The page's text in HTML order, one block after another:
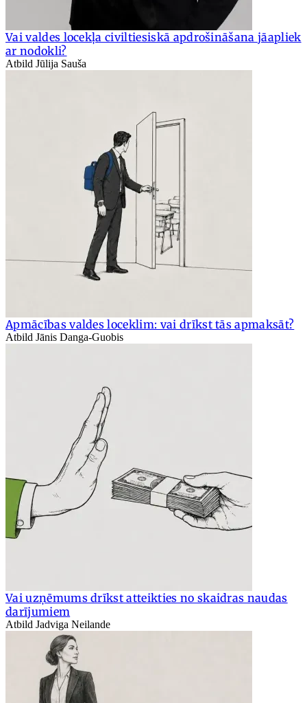
Vai valdes locekļa civiltiesiskā apdrošināšana jāapliek
ar nodokli?
Atbild Jūlija Sauša
Apmācības valdes loceklim: vai drīkst tās apmaksāt?
Atbild Jānis Danga-Guobis
Vai uzņēmums drīkst atteikties no skaidras naudas
darījumiem
Atbild Jadviga Neilande